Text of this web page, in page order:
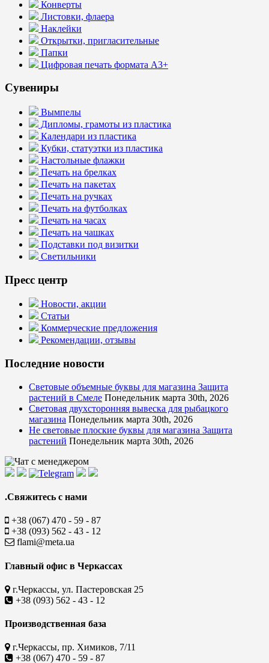
Конверты
Листовки, флаера
Наклейки
Открытки, пригласительные
Папки
Цифровая печать формата А3+
Сувениры
Вымпелы
Дипломы, грамоты из пластика
Календари из пластика
Кубки, статуэтки из пластика
Настольные флажки
Печать на брелках
Печать на пакетах
Печать на ручках
Печать на футболках
Печать на часах
Печать на чашках
Подставки под визитки
Светильники
Пресс центр
Новости, акции
Статьи
Коммерческие предложения
Рекомендации, отзывы
Последние новости
Световые объемные буквы для магазина Защита
растений в Смеле Понедельник марта 30th, 2026
Световая двухсторонняя вывеска для рыбацкого
магазина Понедельник марта 30th, 2026
Не световые плоские буквы для магазина Защита
растений Понедельник марта 30th, 2026
.Свяжитесь с нами
+38 (067) 470 - 59 - 87
+38 (093) 562 - 43 - 12
flami@meta.ua
Главный офис в Черкассах
г.Черкассы, ул. Пастеровская 25
+38 (093) 562 - 43 - 12
Производственная база
г.Черкассы, пр. Химиков, 7/11
+38 (067) 470 - 59 - 87